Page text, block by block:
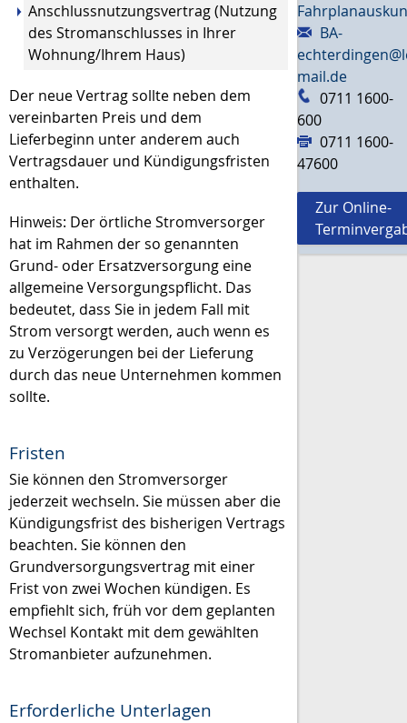
Anschlussnutzungsvertrag (Nutzung
des Stromanschlusses in Ihrer
Wohnung/Ihrem Haus)
Der neue Vertrag sollte neben dem
vereinbarten Preis und dem
Lieferbeginn unter anderem auch
Vertragsdauer und Kündigungsfristen
enthalten.
Hinweis: Der örtliche Stromversorger
hat im Rahmen der so genannten
Grund- oder Ersatzversorgung eine
allgemeine Versorgungspflicht. Das
bedeutet, dass Sie in jedem Fall mit
Strom versorgt werden, auch wenn es
zu Verzögerungen bei der Lieferung
durch das neue Unternehmen kommen
sollte.
Fristen
Sie können den Stromversorger
jederzeit wechseln. Sie müssen aber die
Kündigungsfrist des bisherigen Vertrags
beachten. Sie können den
Grundversorgungsvertrag mit einer
Frist von zwei Wochen kündigen. Es
empfiehlt sich, früh vor dem geplanten
Wechsel Kontakt mit dem gewählten
Stromanbieter aufzunehmen.
Erforderliche Unterlagen
BA-
mail.de
0711 1600-
600
0711 1600-
47600
Zur Online-